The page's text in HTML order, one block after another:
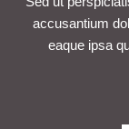
accusantium
eaque ipsa